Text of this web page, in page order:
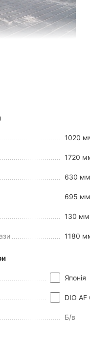
близько 60-70
1020
1720
630
695
130
1180
Японія
DIO AF
Б/в